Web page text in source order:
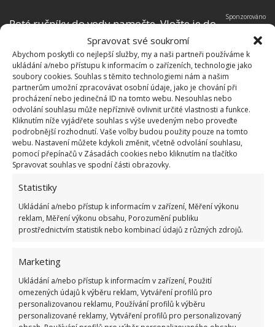
Spravovat své soukromí
Abychom poskytli co nejlepší služby, my a naši partneři používáme k
ukládání a/nebo přístupu k informacím o zařízeních, technologie jako
soubory cookies. Souhlas s těmito technologiemi nám a našim
partnerům umožní zpracovávat osobní údaje, jako je chování při
procházení nebo jedinečná ID na tomto webu. Nesouhlas nebo
odvolání souhlasu může nepříznivě ovlivnit určité vlastnosti a funkce.
Kliknutím níže vyjádřete souhlas s výše uvedeným nebo proveďte
podrobnější rozhodnutí. Vaše volby budou použity pouze na tomto
webu. Nastavení můžete kdykoli změnit, včetně odvolání souhlasu,
pomocí přepínačů v Zásadách cookies nebo kliknutím na tlačítko
Spravovat souhlas ve spodní části obrazovky.
Statistiky
Ukládání a/nebo přístup k informacím v zařízení, Měření výkonu
reklam, Měření výkonu obsahu, Porozumění publiku
prostřednictvím statistik nebo kombinací údajů z různých zdrojů.
Marketing
Ukládání a/nebo přístup k informacím v zařízení, Použití
omezených údajů k výběru reklam, Vytváření profilů pro
personalizovanou reklamu, Používání profilů k výběru
personalizované reklamy, Vytváření profilů pro personalizovaný
Poté ručníky do vody namočte. Vložte je do
daného hrnce a nechte je tam být do doby, dokud
voda nebude mít pokojovou teplotu. To bude trvat i
kolem několika hodin. A potom? Budete zírat, ale
budou dokonale bílé. V tu chvíli je můžete už jenom
přemáchnout a dát schnout. My doporučujeme ještě
jeden krok, aby byly opravdu dokonalé.
Po vyndání z bělícího roztoku je už stačí jenom
klasicky vyprat. Až je vyndáte z pračky, tak je dejte
sušit ven, na přímé slunce. I toto výrazně napomůže
tomu, že se bělení ručníků touto metodou zadaří a
že výsledkem bude, že budou opět zářit jako nové.
Že vás nebudou trápit jak skvrny, tak hlavně různá
ručníky nevyjímaje, velmi častým a problémovým
jevem.
Fotografie: Freepik, Pixabay